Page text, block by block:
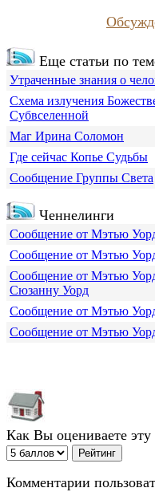
Еще статьи по
Утраченные знания о
Схема излучения
Субвселенной
Маг Ирина Соломон
Где сейчас Копье Судьбы
Сообщение Группы Света
Ченнелинги
Сообщение от Мэтью
Сообщение от Мэтью
Сообщение от Мэтью
Сюзанну Уорд
Сообщение от Мэтью
Сообщение от Мэтью
Как Вы оцениваете эту
Комментарии